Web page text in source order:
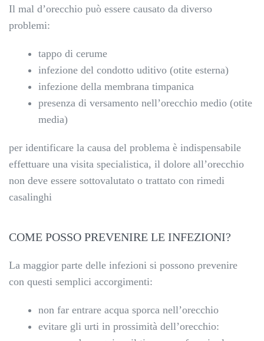
Il mal d’orecchio può essere causato da diverso
problemi:
tappo di cerume
infezione del condotto uditivo (otite esterna)
infezione della membrana timpanica
presenza di versamento nell’orecchio medio (otite
media)
per identificare la causa del problema è indispensabile
effettuare una visita specialistica, il dolore all’orecchio
non deve essere sottovalutato o trattato con rimedi
casalinghi
COME POSSO PREVENIRE LE INFEZIONI?
La maggior parte delle infezioni si possono prevenire
con questi semplici accorgimenti:
non far entrare acqua sporca nell’orecchio
evitare gli urti in prossimità dell’orecchio: